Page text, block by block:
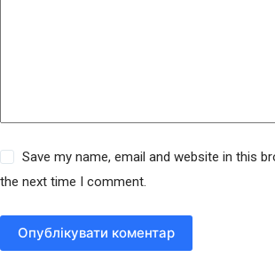
Save my name, email and website in this
the next time I comment.
Опублікувати коментар